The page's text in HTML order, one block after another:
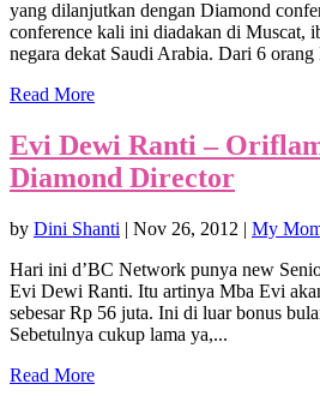
yang dilanjutkan dengan Diamond
conference kali ini diadakan di Muscat,
negara dekat Saudi Arabia. Dari 6 orang
Read More
Evi Dewi Ranti –
Diamond Director
by Dini Shanti | Nov 26, 2012 | My
Hari ini d’BC Network punya new
Evi Dewi Ranti. Itu artinya Mba Evi
sebesar Rp 56 juta. Ini di luar bonus
Sebetulnya cukup lama ya,...
Read More